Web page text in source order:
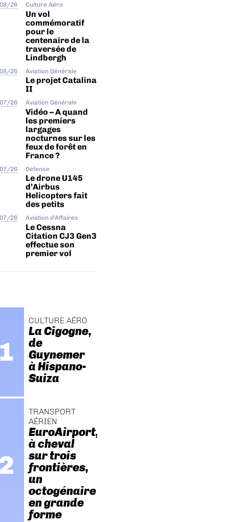
26 Culture Aéro
Un vol
commémoratif
pour le
centenaire de la
traversée de
Lindbergh
26 Aviation Générale
Le projet Catalina
II
26 Aviation Générale
Vidéo – A quand
les premiers
largages
nocturnes sur les
feux de forêt en
France ?
26 Défense
Le drone U145
d’Airbus
Helicopters fait
des petits
26 Aviation d'Affaires
Le Cessna
Citation CJ3 Gen3
effectue son
premier vol
CULTURE AÉRO
La Cigogne,
de
Guynemer
à Hispano-
Suiza
TRANSPORT
AÉRIEN
EuroAirport,
à cheval
sur trois
frontières,
un
octogénaire
en grande
forme